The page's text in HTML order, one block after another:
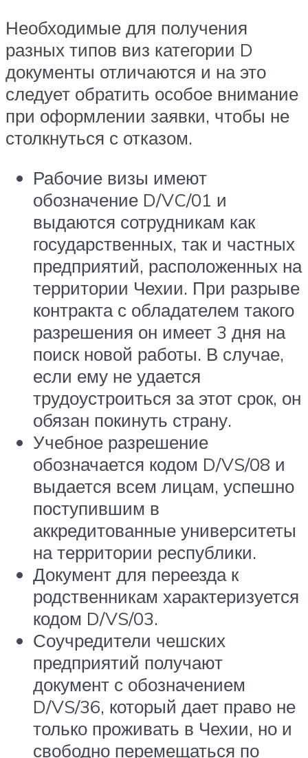
Необходимые для получения
разных типов виз категории D
документы отличаются и на это
следует обратить особое внимание
при оформлении заявки, чтобы не
столкнуться с отказом.
Рабочие визы имеют
обозначение D/VC/01 и
выдаются сотрудникам как
государственных, так и частных
предприятий, расположенных на
территории Чехии. При разрыве
контракта с обладателем такого
разрешения он имеет 3 дня на
поиск новой работы. В случае,
если ему не удается
трудоустроиться за этот срок, он
обязан покинуть страну.
Учебное разрешение
обозначается кодом D/VS/08 и
выдается всем лицам, успешно
поступившим в
аккредитованные университеты
на территории республики.
Документ для переезда к
родственникам характеризуется
кодом D/VS/03.
Соучредители чешских
предприятий получают
документ с обозначением
D/VS/36, который дает право не
только проживать в Чехии, но и
свободно перемещаться по